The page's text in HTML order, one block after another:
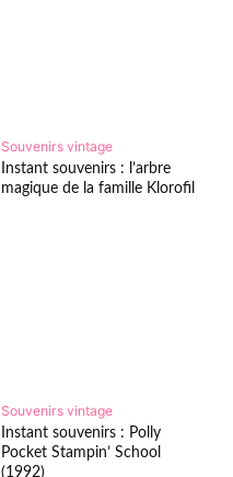
Souvenirs vintage
Instant souvenirs : l’arbre
magique de la famille Klorofil
Souvenirs vintage
Instant souvenirs : Polly
Pocket Stampin’ School
(1992)